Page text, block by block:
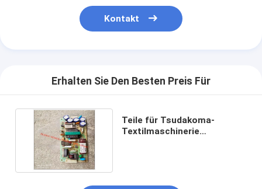
Kontakt
Erhalten Sie Den Besten Preis Für
Teile für Tsudakoma-
Textilmaschinerie